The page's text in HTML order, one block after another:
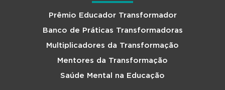
Prêmio Educador Transformador
Banco de Práticas Transformadoras
Multiplicadores da Transformação
Mentores da Transformação
Saúde Mental na Educação